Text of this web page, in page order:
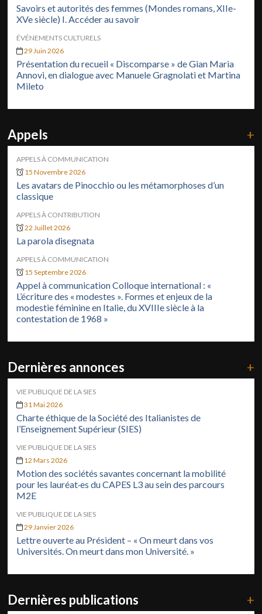
Savoirs et autorités des femmes (Mondes romans, XIIe-
XVe siècle) I. Accéder au savoir
ÉVÉNEMENTS CULTURELS
29 Juin 2026
Présentation du recueil « Discomparse » de Gian Maria
Annovi, en dialogue avec Manuele Gragnolati et Martina
Mileto
Appels +
APPELS À COMMUNICATION
15 Novembre 2026
Les avatars de Pinocchio ou les métamorphoses d’un
classique
APPELS À CONTRIBUTION
22 Juillet 2026
La parola disegnata
APPELS À COMMUNICATION
15 Septembre 2026
Appel à communication Colloque international : «
L’écriture des « modestes ». Formes et enjeux de la
modestie féminine en Italie, du XVIIIe siècle à la
contestation de 1968 »
Dernières annonces +
VIE PUBLIQUE DE LA SIES
31 Mai 2026
Charte éthique de la Société des Italianistes de
l’Enseignement Supérieur (SIES)
VIE PUBLIQUE DE LA SIES
12 Mars 2026
Motion des sociétés savantes concernant la mobilité
pour les lauréat·es du CAPES L3 au sein des parcours
M2E
VIE PUBLIQUE DE LA SIES
29 Janvier 2026
Lettre ouverte au Président – « On meurt dans vos
Universités. On meurt dans mon Université. »
Dernières publications +